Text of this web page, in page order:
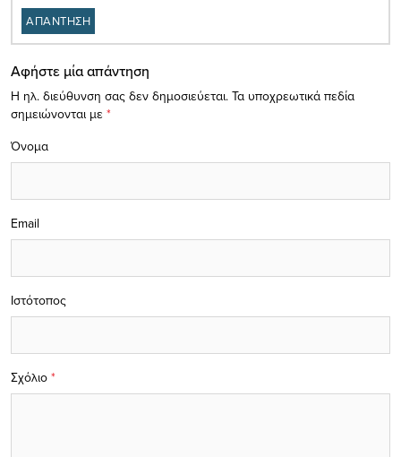
ΑΠΑΝΤΗΣΗ
Αφήστε μία απάντηση
Η ηλ. διεύθυνση σας δεν δημοσιεύεται. Τα υποχρεωτικά πεδία
σημειώνονται με *
Σχόλιο *
Όνομα
Email
Ιστότοπος